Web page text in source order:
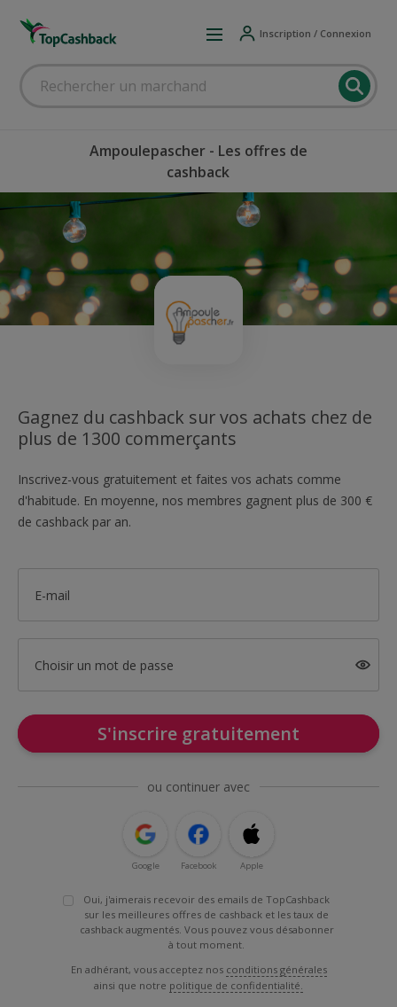
Inscription / Connexion
Ampoulepascher - Les offres de
cashback
Gagnez du cashback sur vos achats chez de
plus de 1300 commerçants
Inscrivez-vous gratuitement et faites vos achats comme
d'habitude. En moyenne, nos membres gagnent plus de 300 €
de cashback par an.
E-mail
Choisir un mot de passe
S'inscrire gratuitement
ou continuer avec
Google Facebook Apple
Oui, j'aimerais recevoir des emails de TopCashback
sur les meilleures offres de cashback et les taux de
cashback augmentés. Vous pouvez vous désabonner
à tout moment.
En adhérant, vous acceptez nos conditions générales
ainsi que notre politique de confidentialité.